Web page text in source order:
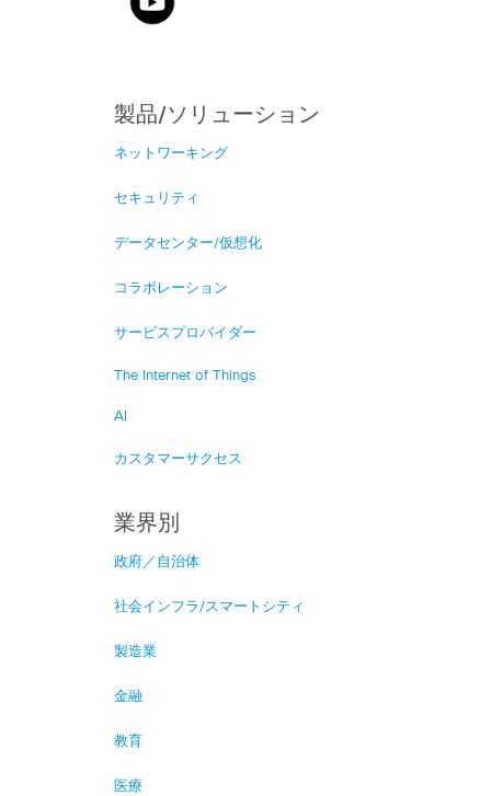
製品/ソリューション
ネットワーキング
セキュリティ
データセンター/仮想化
コラボレーション
サービスプロバイダー
The Internet of Things
AI
カスタマーサクセス
業界別
政府／自治体
社会インフラ/スマートシティ
製造業
金融
教育
医療